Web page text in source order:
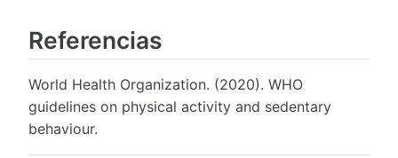
Referencias
World Health Organization. (2020). WHO
guidelines on physical activity and sedentary
behaviour.